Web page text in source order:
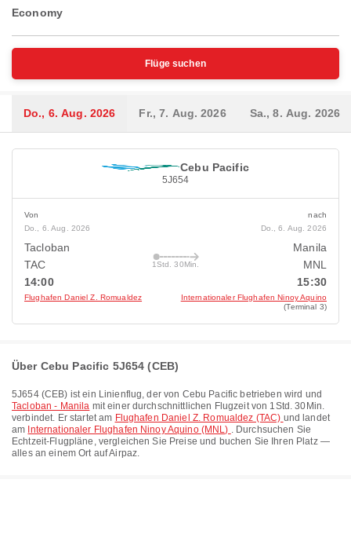
Economy
Flüge suchen
Do., 6. Aug. 2026 Fr., 7. Aug. 2026 Sa., 8. Aug. 2026
Cebu Pacific
5J654
Von
Do., 6. Aug. 2026
Tacloban
TAC
14:00
Flughafen Daniel Z. Romualdez
1Std. 30Min.
nach
Do., 6. Aug. 2026
Manila
MNL
15:30
Internationaler Flughafen Ninoy Aquino
(Terminal 3)
Über Cebu Pacific 5J654 (CEB)
5J654(CEB) ist ein Linienflug, der von Cebu Pacific betrieben wird und
Tacloban - Manila mit einer durchschnittlichen Flugzeit von 1Std. 30Min.
verbindet. Er startet am Flughafen Daniel Z. Romualdez (TAC) und landet
am Internationaler Flughafen Ninoy Aquino (MNL) . Durchsuchen Sie
Echtzeit-Flugpläne, vergleichen Sie Preise und buchen Sie Ihren Platz —
alles an einem Ort auf Airpaz.